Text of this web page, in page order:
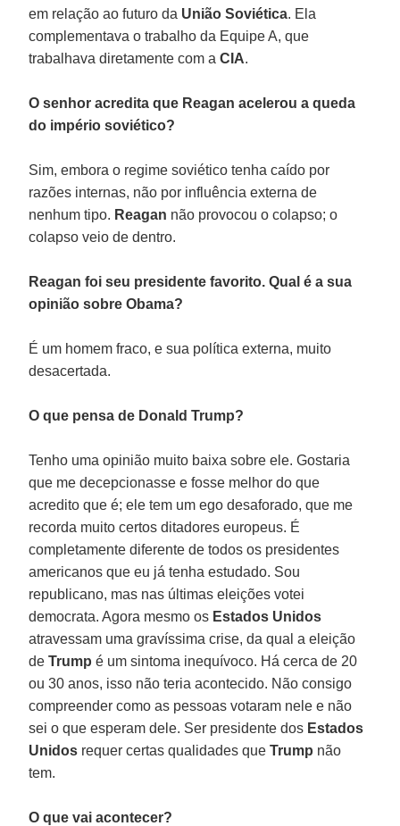
em relação ao futuro da União Soviética. Ela
complementava o trabalho da Equipe A, que
trabalhava diretamente com aCIA.
O senhor acredita que Reagan acelerou a queda
do império soviético?
Sim, embora o regime soviético tenha caído por
razões internas, não por influência externa de
nenhum tipo. Reagan não provocou o colapso; o
colapso veio de dentro.
Reagan foi seu presidente favorito. Qual é a sua
opinião sobre Obama?
É um homem fraco, e sua política externa, muito
desacertada.
O que pensa de Donald Trump?
Tenho uma opinião muito baixa sobre ele. Gostaria
que me decepcionasse e fosse melhor do que
acredito que é; ele tem um ego desaforado, que me
recorda muito certos ditadores europeus. É
completamente diferente de todos os presidentes
americanos que eu já tenha estudado. Sou
republicano, mas nas últimas eleições votei
democrata. Agora mesmo os Estados Unidos
atravessam uma gravíssima crise, da qual a eleição
deTrump é um sintoma inequívoco. Há cerca de 20
ou 30 anos, isso não teria acontecido. Não consigo
compreender como as pessoas votaram nele e não
sei o que esperam dele. Ser presidente dos Estados
Unidos requer certas qualidades queTrump não
tem.
O que vai acontecer?